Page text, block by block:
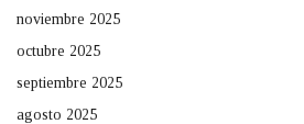
noviembre 2025
octubre 2025
septiembre 2025
agosto 2025